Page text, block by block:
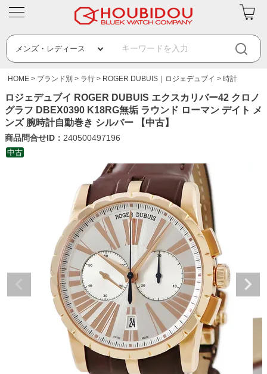
HOME ブランド別 ラ行 ROGER DUBUIS｜ロジェデュブイ 時計
ロジェデュブイ ROGER DUBUIS エクスカリバー42 クロノ
グラフ DBEX0390 K18RG無垢 ラウンド ローマン デイト メ
ンズ 腕時計自動巻き シルバー 【中古】
商品問合せID： 240500497196
中古